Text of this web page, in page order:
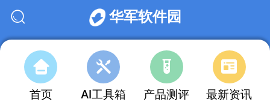
华军软件园
首页 AI工具箱 产品测评 最新资讯